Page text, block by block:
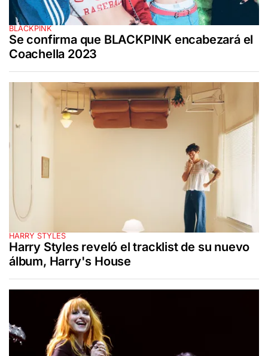
BLACKPINK
Se confirma que BLACKPINK encabezará el
Coachella 2023
HARRY STYLES
Harry Styles reveló el tracklist de su nuevo
álbum, Harry's House